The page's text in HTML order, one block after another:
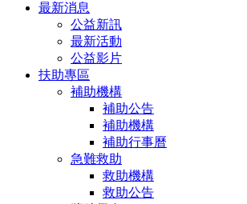
最新消息
公益新訊
最新活動
公益影片
扶助專區
補助機構
補助公告
補助機構
補助行事曆
急難救助
救助機構
救助公告